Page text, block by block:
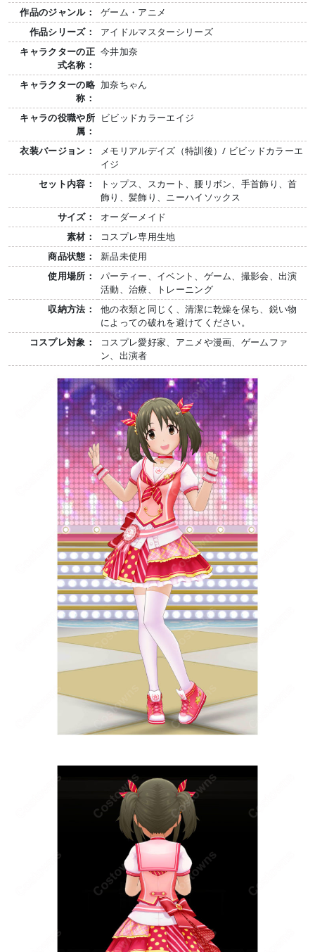
作品のジャンル：
ゲーム・アニメ
作品シリーズ：
アイドルマスターシリーズ
キャラクターの正
式名称：
今井加奈
キャラクターの略
称：
加奈ちゃん
キャラの役職や所
属：
ビビッドカラーエイジ
衣装バージョン：
メモリアルデイズ（特訓後）/ ビビッドカラーエ
イジ
セット内容：
トップス、スカート、腰リボン、手首飾り、首
飾り、髪飾り、ニーハイソックス
サイズ：
オーダーメイド
素材：
コスプレ専用生地
商品状態：
新品未使用
使用場所：
パーティー、イベント、ゲーム、撮影会、出演
活動、治療、トレーニング
収納方法：
他の衣類と同じく、清潔に乾燥を保ち、鋭い物
によっての破れを避けてください。
コスプレ対象：
コスプレ愛好家、アニメや漫画、ゲームファ
ン、出演者